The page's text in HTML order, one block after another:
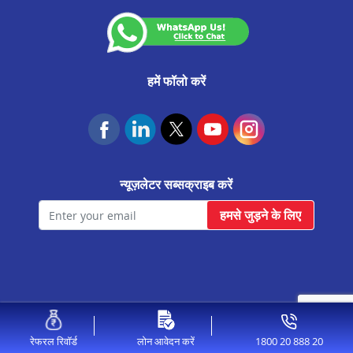
बेलगाम मे प्रॉपर्टी पर लोन
गदग मे प्रॉपर्टी पर लोन
जयनगर मे प्रॉपर्टी पर लोन
चिकबलपुर मे प्रॉपर्टी पर लोन
रेफरल रिवॉर्ड लोन आवेदन करें 1800 20 888 20
हमें फॉलो करें
न्यूज़लेटर सब्सक्राइब करें
हमसे जुड़ने के लिए
© 2026 Aavas Financiers Ltd, All Rights Reserved.